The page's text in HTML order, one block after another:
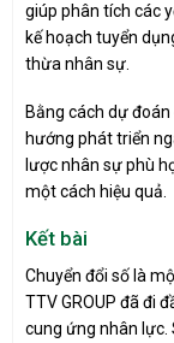
giúp phân tích các
kế hoạch tuyển
thừa nhân sự.
Bằng cách dự
hướng phát triển
lược nhân sự phù
một cách hiệu quả.
Kết bài
Chuyển đổi số là
TTV GROUP đã đi
cung ứng nhân lực.